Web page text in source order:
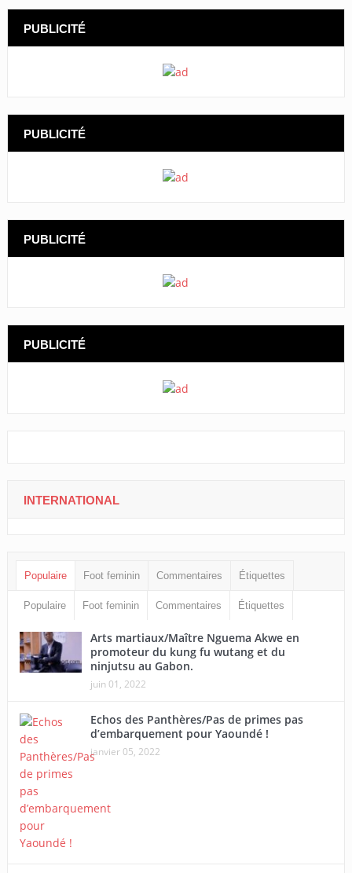
PUBLICITÉ
PUBLICITÉ
PUBLICITÉ
PUBLICITÉ
INTERNATIONAL
Populaire Foot feminin Commentaires Étiquettes
Populaire Foot feminin Commentaires Étiquettes
Arts martiaux/Maître Nguema Akwe en
promoteur du kung fu wutang et du
ninjutsu au Gabon.
juin 01, 2022
Echos des Panthères/Pas de primes pas
d’embarquement pour Yaoundé !
janvier 05, 2022